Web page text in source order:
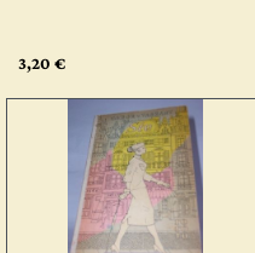
3,20 €